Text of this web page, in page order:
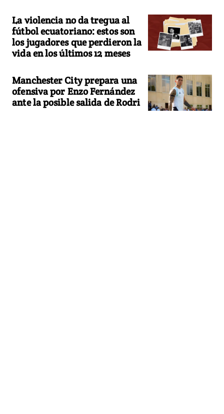
La violencia no da tregua al
fútbol ecuatoriano: estos son
los jugadores que perdieron la
vida en los últimos 12 meses
Manchester City prepara una
ofensiva por Enzo Fernández
ante la posible salida de Rodri